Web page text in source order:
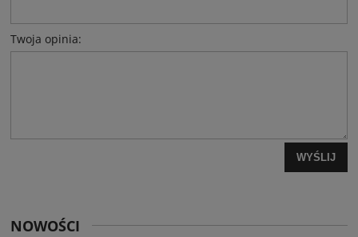
Twoja opinia:
WYŚLIJ
NOWOŚCI